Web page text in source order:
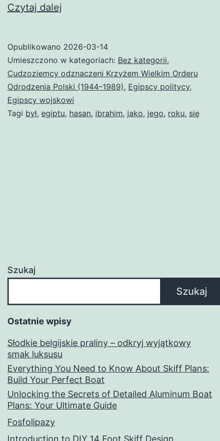
Czytaj dalej
Opublikowano 2026-03-14
Umieszczono w kategoriach: Bez kategorii,
Cudzoziemcy odznaczeni Krzyżem Wielkim Orderu
Odrodzenia Polski (1944–1989), Egipscy politycy,
Egipscy wojskowi
Tagi był, egiptu, hasan, ibrahim, jako, jego, roku, się
Szukaj
Szukaj
Ostatnie wpisy
Słodkie belgijskie praliny – odkryj wyjątkowy
smak luksusu
Everything You Need to Know About Skiff Plans:
Build Your Perfect Boat
Unlocking the Secrets of Detailed Aluminum Boat
Plans: Your Ultimate Guide
Fosfolipazy